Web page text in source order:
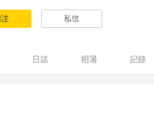
日誌 相簿 記錄